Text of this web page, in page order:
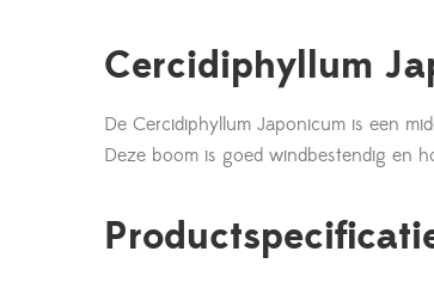
Cercidiphyllum
De Cercidiphyllum Japonicum is een
Deze boom is goed windbestendig en